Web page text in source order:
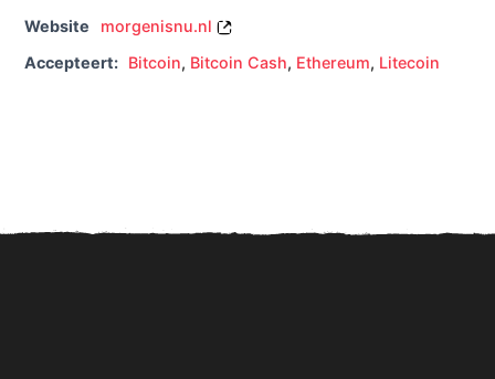
Website
morgenisnu.nl
Accepteert: Bitcoin, Bitcoin Cash, Ethereum, Litecoin